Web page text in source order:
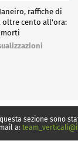
raffiche di
oltre cento all'ora:
sezione sono
a: